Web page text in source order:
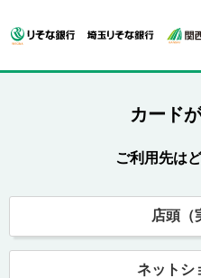
カード
ご利用先は
店頭（
ネットシ